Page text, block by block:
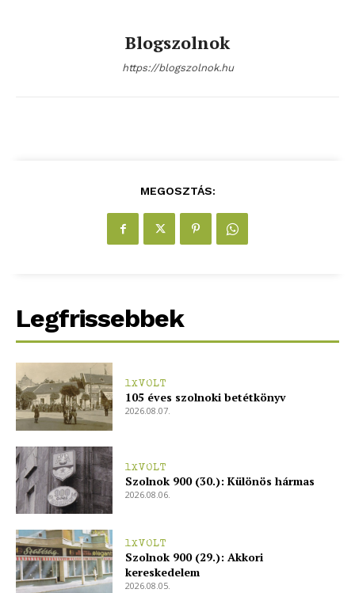
szubjektív élményportál
ELŐFIZETÉS
Hasznos
bSZ fiók
Előfizetés
Kapcsolat
Adatkezelési tájékoztató
Blogszolnok
https://blogszolnok.hu
MEGOSZTÁS:
Legfrissebbek
1XVOLT
105 éves szolnoki betétkönyv
2026.08.07.
1XVOLT
Szolnok 900 (30.): Különös hármas
2026.08.06.
1XVOLT
Szolnok 900 (29.): Akkori
kereskedelem
2026.08.05.